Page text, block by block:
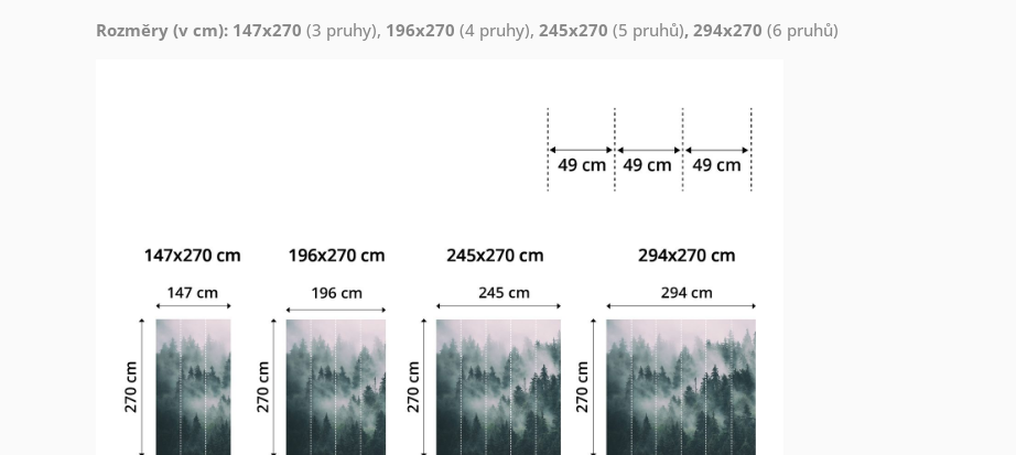
Rozměry (v cm): 147x270 (3 pruhy), 196x270 (4 pruhy), 245x270 (5 pruhů), 294x270 (6 pruhů)